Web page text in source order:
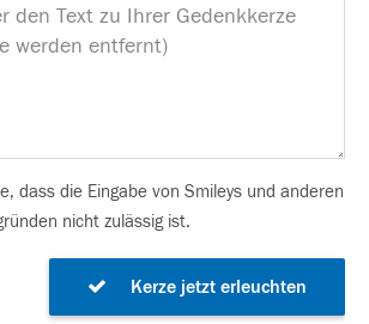
dass die Eingabe von Smileys und anderen
nicht zulässig ist.
Kerze jetzt erleuchten